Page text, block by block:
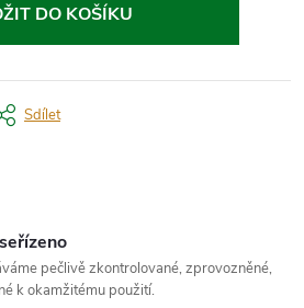
DO KOŠÍKU
Sdílet
pečlivě zkontrolované, zprovozněné,
k okamžitému použití.